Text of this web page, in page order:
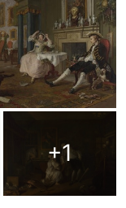
+1